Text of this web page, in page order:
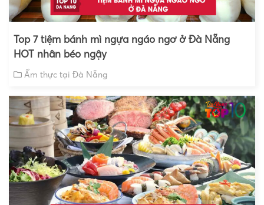
Top 7 tiệm bánh mì ngựa ngáo ngơ ở Đà Nẵng
HOT nhân béo ngậy
Ẩm thực tại Đà Nẵng